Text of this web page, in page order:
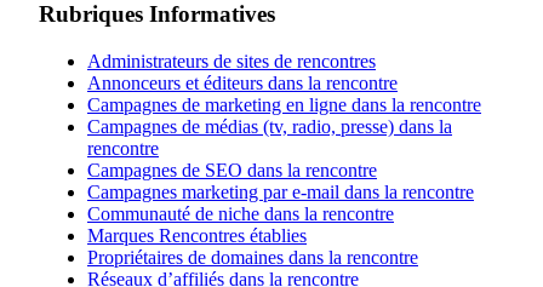
Rubriques Informatives
Administrateurs de sites de rencontres
Annonceurs et éditeurs dans la rencontre
Campagnes de marketing en ligne dans la rencontre
Campagnes de médias (tv, radio, presse) dans la
rencontre
Campagnes de SEO dans la rencontre
Campagnes marketing par e-mail dans la rencontre
Communauté de niche dans la rencontre
Marques Rencontres établies
Propriétaires de domaines dans la rencontre
Réseaux d’affiliés dans la rencontre